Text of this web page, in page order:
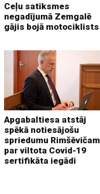
Ceļu satiksmes
negadījumā Zemgalē
gājis bojā motociklists
Apgabaltiesa atstāj
spēkā notiesājošu
spriedumu Rimšēvičam
par viltota Covid-19
sertifikāta iegādi